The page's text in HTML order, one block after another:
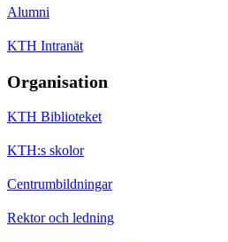
Alumni
KTH Intranät
Organisation
KTH Biblioteket
KTH:s skolor
Centrumbildningar
Rektor och ledning